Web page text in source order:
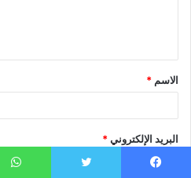
ق
*
الاسم *
البريد الإلكتروني*